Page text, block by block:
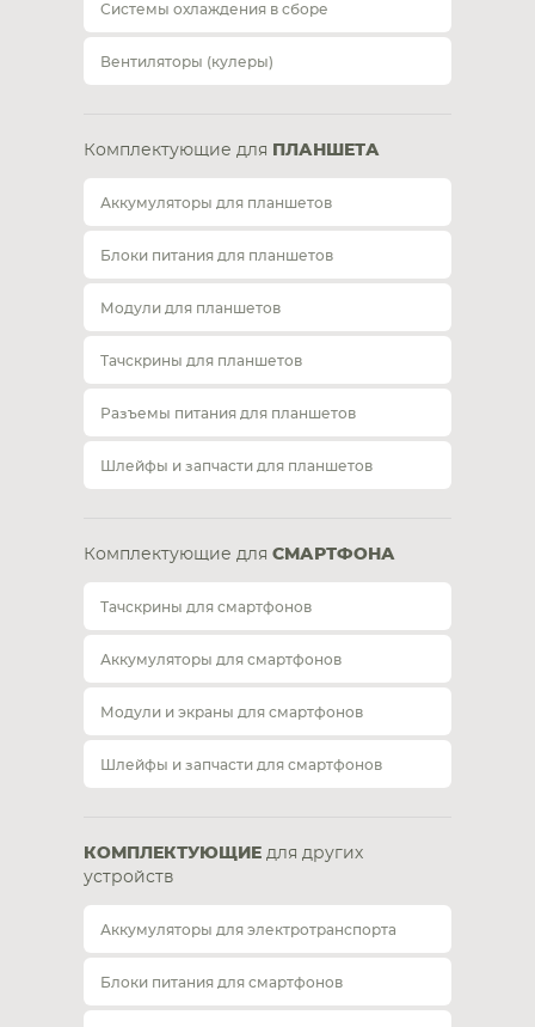
Системы охлаждения в сборе
Вентиляторы (кулеры)
Комплектующие для ПЛАНШЕТА
Аккумуляторы для планшетов
Блоки питания для планшетов
Модули для планшетов
Тачскрины для планшетов
Разъемы питания для планшетов
Шлейфы и запчасти для планшетов
Комплектующие для СМАРТФОНА
Тачскрины для смартфонов
Аккумуляторы для смартфонов
Модули и экраны для смартфонов
Шлейфы и запчасти для смартфонов
КОМПЛЕКТУЮЩИЕ для других
устройств
Аккумуляторы для электротранспорта
Блоки питания для смартфонов